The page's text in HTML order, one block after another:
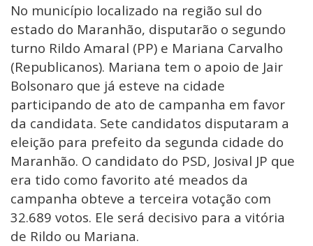
No município localizado na região sul do
estado do Maranhão, disputarão o segundo
turno Rildo Amaral (PP) e Mariana Carvalho
(Republicanos). Mariana tem o apoio de Jair
Bolsonaro que já esteve na cidade
participando de ato de campanha em favor
da candidata. Sete candidatos disputaram a
eleição para prefeito da segunda cidade do
Maranhão. O candidato do PSD, Josival JP que
era tido como favorito até meados da
campanha obteve a terceira votação com
32.689 votos. Ele será decisivo para a vitória
de Rildo ou Mariana.